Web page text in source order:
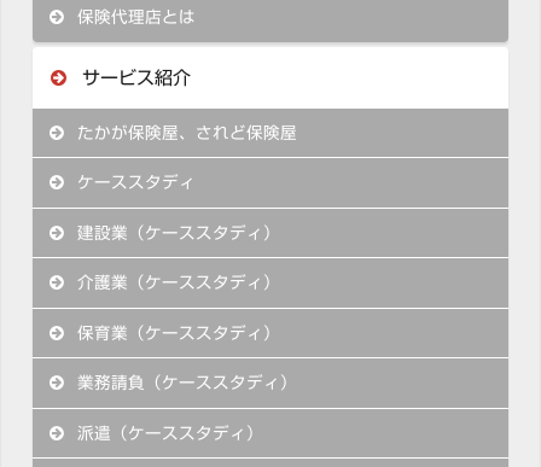
保険代理店とは
サービス紹介
たかが保険屋、されど保険屋
ケーススタディ
建設業（ケーススタディ）
介護業（ケーススタディ）
保育業（ケーススタディ）
業務請負（ケーススタディ）
派遣（ケーススタディ）